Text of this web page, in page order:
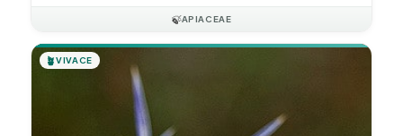
🍃APIACEAE
🪴VIVACE